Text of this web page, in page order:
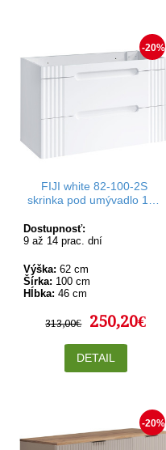
-20%
FIJI white 82-100-2S
skrinka pod umývadlo 100
Dostupnosť:
9 až 14 prac. dní
Výška: 62 cm
Šírka: 100 cm
Hĺbka: 46 cm
313,00€ 250,20€
DETAIL
-20%